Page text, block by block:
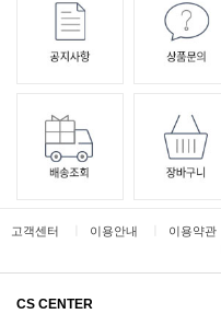
고객센터 이용안내 이용약관
CS CENTER